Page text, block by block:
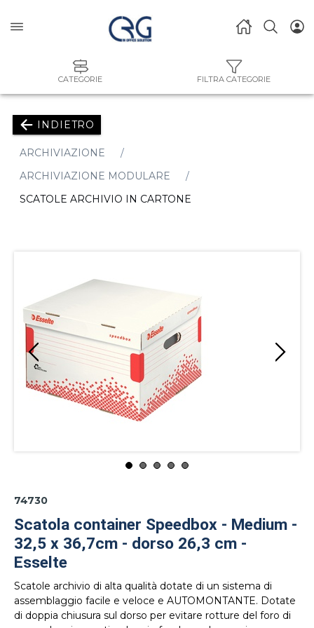
CATEGORIE FILTRA CATEGORIE
INDIETRO
ARCHIVIAZIONE
ARCHIVIAZIONE MODULARE
SCATOLE ARCHIVIO IN CARTONE
74730
Scatola container Speedbox - Medium -
32,5 x 36,7cm - dorso 26,3 cm -
Esselte
Scatole archivio di alta qualità dotate di un sistema di
assemblaggio facile e veloce e AUTOMONTANTE. Dotate
di doppia chiusura sul dorso per evitare rotture del foro di